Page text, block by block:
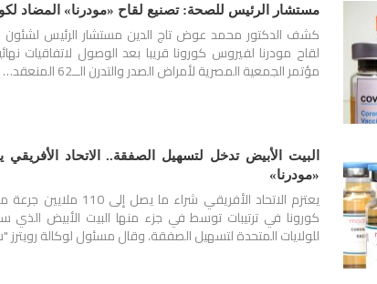
مستشار الرئيس للصحة: تصنيع لقاح «مودرنا» المضاد
كشف الدكتور محمد عوض تاج الدين مستشار الرئيس لشئون
لقاح مودرنا لفيروس كورونا قريبا بعد الوصول لاتفاقيات
مؤتمر الجمعية المصرية لأمراض الصدر والتدرن الــ62 المنعقد…
«مودرنا»
يعتزم الاتحاد الأفريقي
كورونا في ترتيبات توسط في جزء منها البيت الأبيض
للولايات المتحدة لتسهيل الصفقة. وقال مسئول لوكالة رويترز